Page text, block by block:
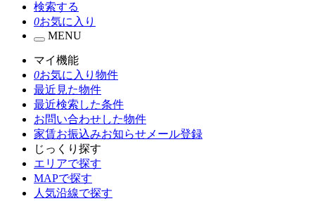
検索する
0お気に入り
MENU
マイ機能
0お気に入り物件
最近見た物件
最近検索した条件
お問い合わせした物件
家賃お振込みお知らせメール登録
じっくり探す
エリアで探す
MAPで探す
人気沿線で探す